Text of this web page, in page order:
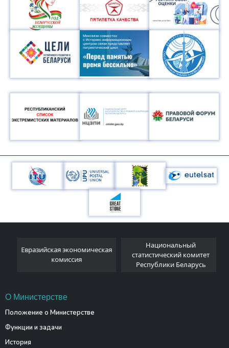
Евразийская экономическая
комиссия
Национальный
статистический комитет
Республики Беларусь
О Министерстве
Положение о Министерстве
Функции и задачи
История